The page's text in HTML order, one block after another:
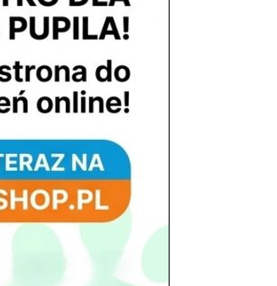
900 215
piąt. 10.00 – 19.00
8.00 – 15.00